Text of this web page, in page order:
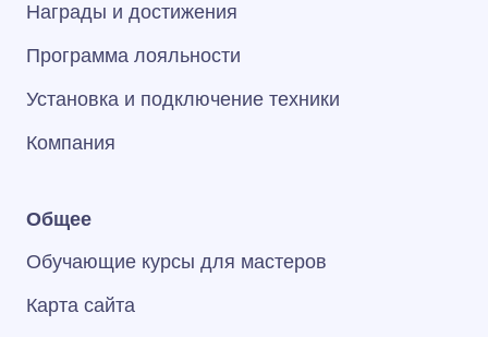
Награды и достижения
Программа лояльности
Установка и подключение техники
Компания
Общее
Обучающие курсы для мастеров
Карта сайта